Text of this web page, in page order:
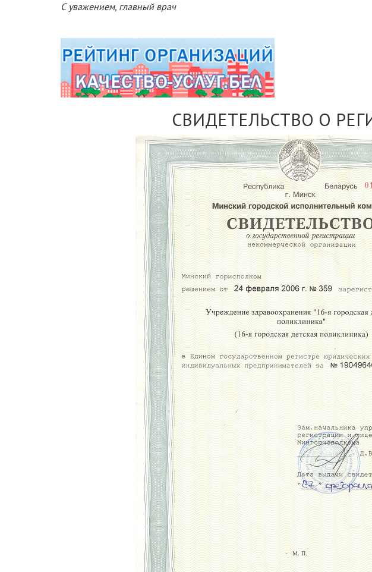
С уважением, главный врач
СВИДЕТЕЛЬСТВО О